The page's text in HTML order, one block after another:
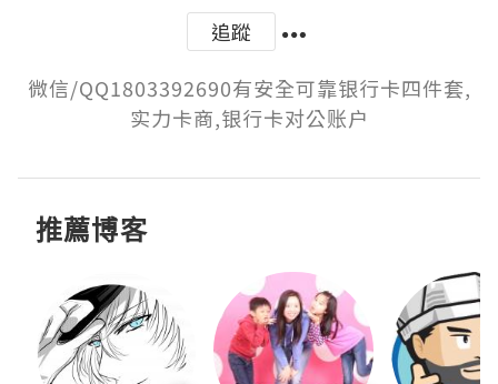
追蹤
微信/QQ1803392690有安全可靠银行卡四件套,
实力卡商,银行卡对公账户
推薦博客